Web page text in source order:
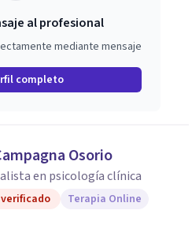
al profesional
mediante mensaje
completo
Osorio
en psicología clínica
verificado Terapia Online